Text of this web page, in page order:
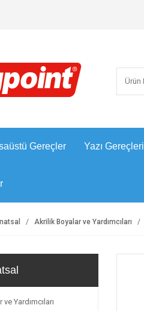
Gereçler Yazı Gereçleri
Akrilik Boyalar ve Yardımcıları
Yardımcıları